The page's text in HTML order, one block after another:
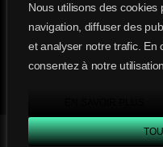
Nous utilisons des
navigation, diffuser des
et analyser notre trafic. En
consentez à notre
play_arrow Divergence FM
Ici l’Ombre –